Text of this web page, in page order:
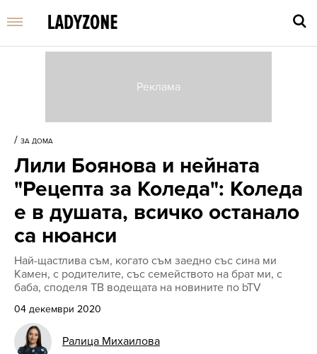
Enter
/ ЗА ДОМА
Лили Боянова и нейната
"Рецепта за Коледа": Коледа
е в душата, всичко останало
са нюанси
Най-щастлива съм, когато съм заедно със сина ми
Камен, с родителите, със семейството на брат ми, с
баба, споделя ТВ водещата на новините по bTV
04 декември 2020
Ралица Михаилова